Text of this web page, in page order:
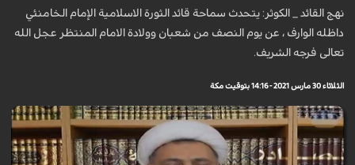
نهج القائد _ الكوثر: يتحدث سماحة قائد الثورة الاسلامية الإمام الخامنئي
داظله الوارف ، عن يوم النصف من شعبان وولادة الامام المنتظر عجل الله
تعالى فرجه الشريف.
الثلاثاء 30 مارس 2021 - 14:16 بتوقيت مكة